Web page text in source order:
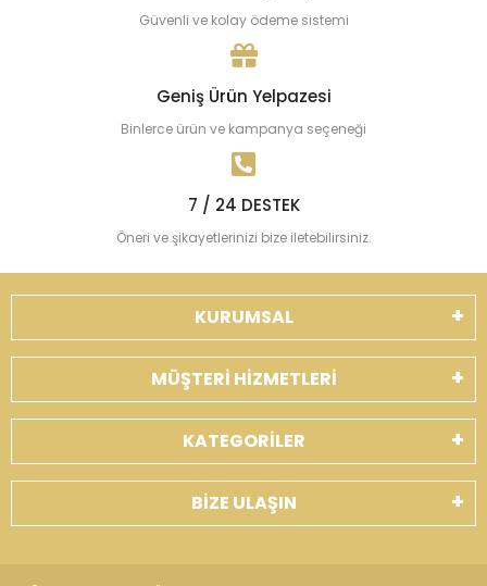
Güvenli ve kolay ödeme sistemi
Geniş Ürün Yelpazesi
Binlerce ürün ve kampanya seçeneği
7 / 24 DESTEK
Öneri ve şikayetlerinizi bize iletebilirsiniz.
KURUMSAL
MÜŞTERİ HİZMETLERİ
KATEGORİLER
BİZE ULAŞIN